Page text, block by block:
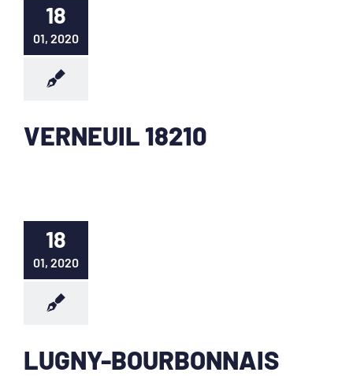
18
01, 2020
VERNEUIL 18210
18
01, 2020
LUGNY-BOURBONNAIS